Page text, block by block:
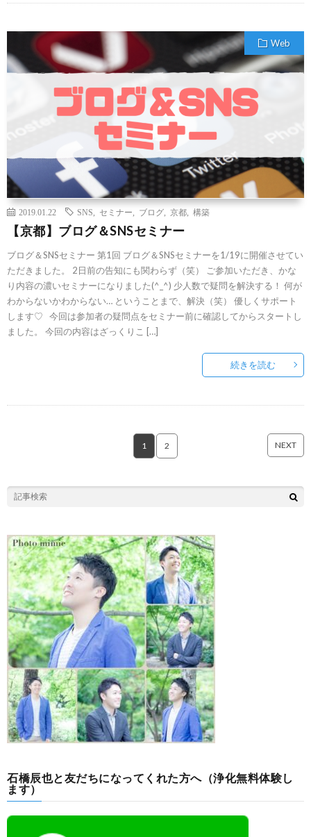
Web
2019.01.22 SNS セミナー ブログ 京都 構築
【京都】ブログ＆SNSセミナー
ブログ＆SNSセミナー 第1回 ブログ＆SNSセミナーを1/19に開催させてい
ただきました。 2日前の告知にも関わらず（笑） ご参加いただき、かな
り内容の濃いセミナーになりました(^_^) 少人数で疑問を解決する！ 何が
わからないかわからない… ということまで、解決（笑） 優しくサポート
します♡ 今回は参加者の疑問点をセミナー前に確認してからスタートし
ました。 今回の内容はざっくりこ […]
続きを読む
1 2 NEXT
石橋辰也と友だちになってくれた方へ（浄化無料体験し
ます）